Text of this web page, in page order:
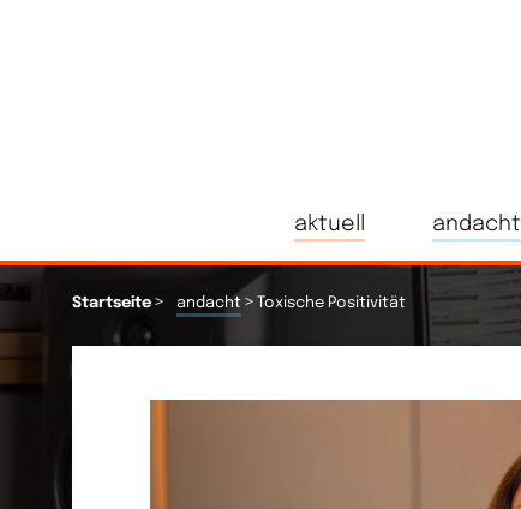
aktuell andacht
Startseite > andacht > Toxische Positivität